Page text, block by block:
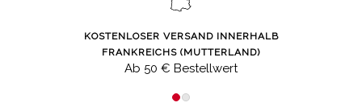
KOSTENLOSER VERSAND INNERHALB
FRANKREICHS (MUTTERLAND)
Ab 50 € Bestellwert